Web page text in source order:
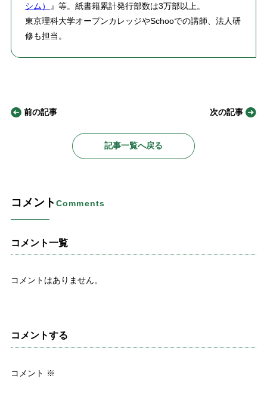
シム）
』等。紙書籍累計発行部数は3万部以上。
東京理科大学オープンカレッジやSchooでの講師、法人研
修も担当。
前の記事
記事一覧へ戻る
次の記事
コメントComments
コメント一覧
コメントはありません。
コメントする
コメント ※